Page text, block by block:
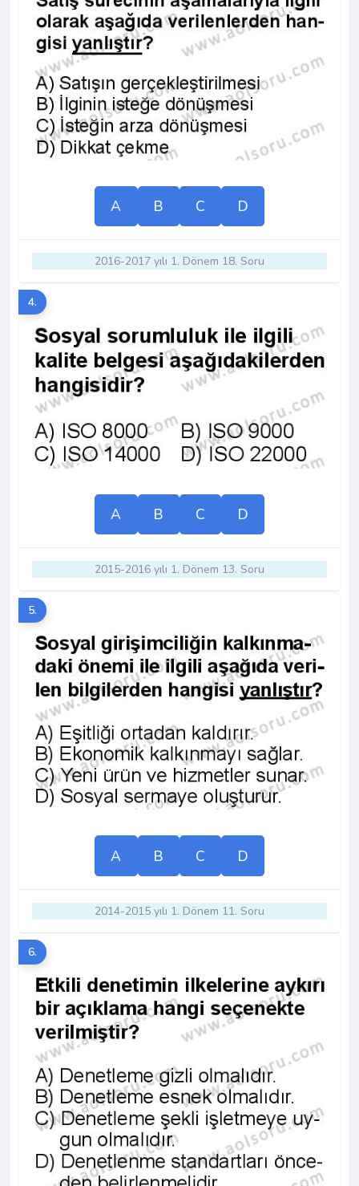
A B C D
2016-2017 yılı 1. Dönem 18. Soru
4.
A B C D
2015-2016 yılı 1. Dönem 13. Soru
5.
A B C D
2014-2015 yılı 1. Dönem 11. Soru
6.